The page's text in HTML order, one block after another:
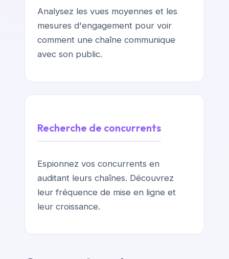
Analysez les vues moyennes et les
mesures d'engagement pour voir
comment une chaîne communique
avec son public.
Recherche de concurrents
Espionnez vos concurrents en
auditant leurs chaînes. Découvrez
leur fréquence de mise en ligne et
leur croissance.